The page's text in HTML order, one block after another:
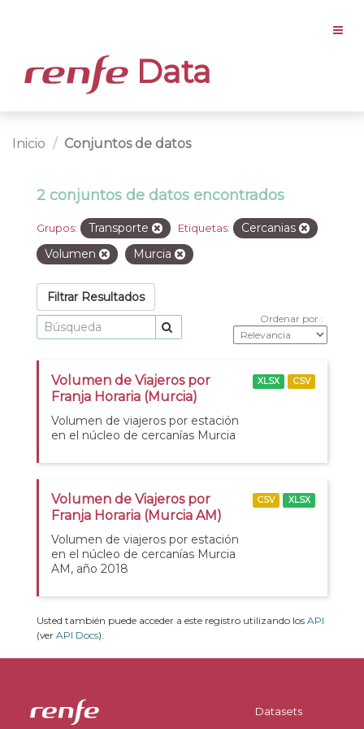
Data
Inicio Conjuntos de datos
2 conjuntos de datos encontrados
Grupos: Transporte Etiquetas:
Cercanias
Volumen
Murcia
Filtrar Resultados
Ordenar por
Volumen de Viajeros por
Franja Horaria (Murcia)
Volumen de viajeros por estación
en el núcleo de cercanías Murcia
XLSX CSV
Volumen de Viajeros por
Franja Horaria (Murcia AM)
Volumen de viajeros por estación
en el núcleo de cercanías Murcia
AM, año 2018
CSV XLSX
Usted también puede acceder a este registro utilizando los API
(ver API Docs).
Datasets